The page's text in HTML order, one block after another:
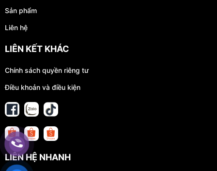
Sản phẩm
Liên hệ
LIÊN KẾT KHÁC
Chính sách quyền riêng tư
Điều khoản và điều kiện
LIÊN HỆ NHANH